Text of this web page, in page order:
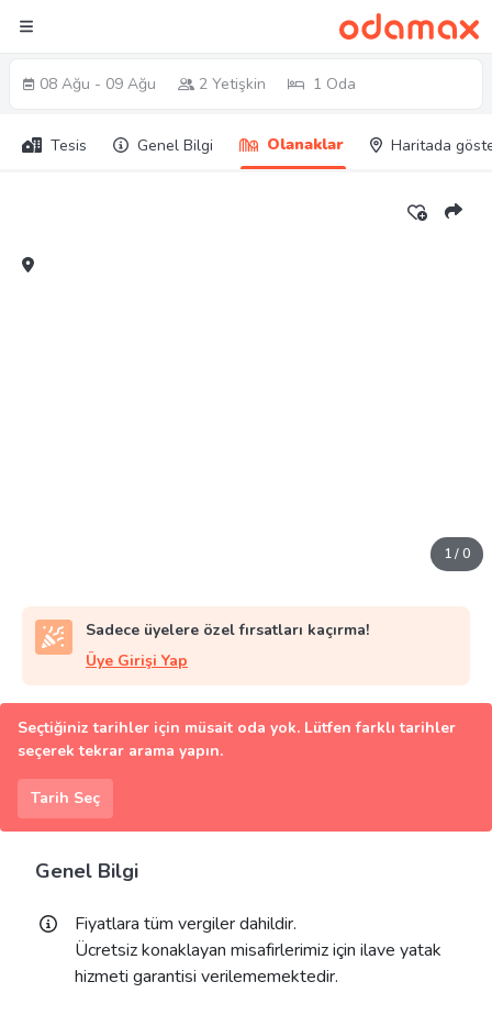
08 Ağu - 09 Ağu 2 Yetişkin 1 Oda
Tesis Genel Bilgi Olanaklar Haritada
1/0
Sadece üyelere özel fırsatları kaçırma!
Üye Girişi Yap
Seçtiğiniz tarihler için müsait oda yok. Lütfen farklı tarihler
seçerek tekrar arama yapın.
Tarih Seç
Genel Bilgi
Fiyatlara tüm vergiler dahildir.
Ücretsiz konaklayan misafirlerimiz için ilave yatak
hizmeti garantisi verilememektedir.